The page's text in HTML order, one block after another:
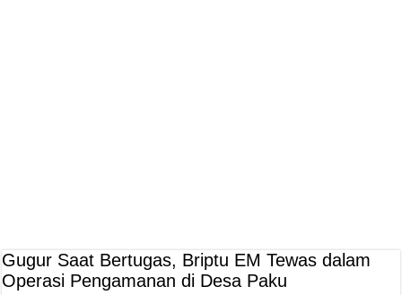
Gugur Saat Bertugas, Briptu EM Tewas dalam
Operasi Pengamanan di Desa Paku